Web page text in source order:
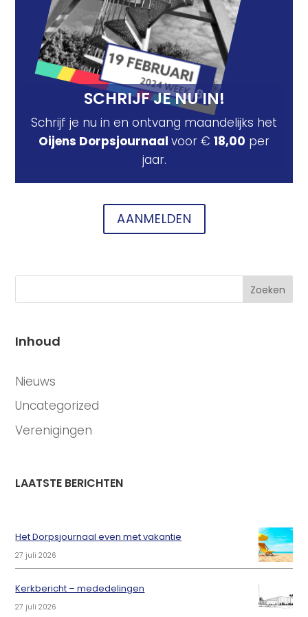
SCHRIJF JE NU IN!
Schrijf je nu in en ontvang maandelijks het
Oijens Dorpsjournaal voor € 18,00 per
jaar.
AANMELDEN
Zoeken
Inhoud
Nieuws
Uncategorized
Verenigingen
LAATSTE BERICHTEN
Het Dorpsjournaal even met vakantie
27 juli 2026
Kerkbericht – mededelingen
27 juli 2026